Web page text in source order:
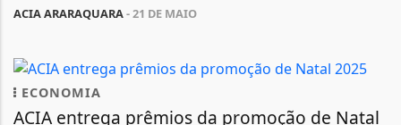
ACIA ARARAQUARA- 21 DE MAIO
ECONOMIA
ACIA entrega prêmios da promoção de Natal